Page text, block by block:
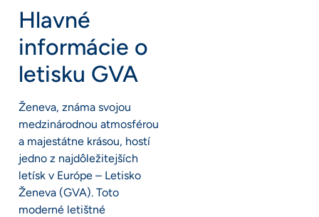
Hlavné
informácie o
letisku GVA
Ženeva, známa svojou
medzinárodnou atmosférou
a majestátne krásou, hostí
jedno z najdôležitejších
letísk v Európe – Letisko
Ženeva (GVA). Toto
moderné letištné